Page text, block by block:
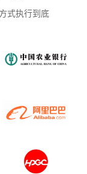
式执行到底